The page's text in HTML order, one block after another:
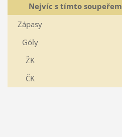
Nejvíc s tímto soupeřem
Zápasy
Góly
ŽK
ČK